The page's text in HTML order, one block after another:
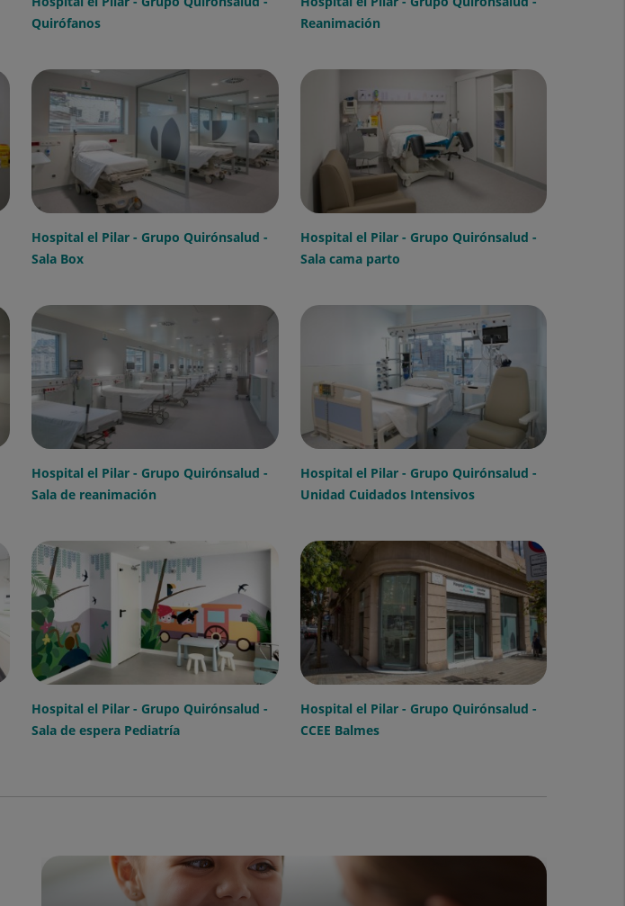
Quirófanos
Reanimación
Hospital el Pilar - Grupo Quirónsalud -
Sala Box
Hospital el Pilar - Grupo Quirónsalud -
Sala cama parto
Hospital el Pilar - Grupo Quirónsalud -
Sala de reanimación
Hospital el Pilar - Grupo Quirónsalud -
Unidad Cuidados Intensivos
Hospital el Pilar - Grupo Quirónsalud -
Sala de espera Pediatría
Hospital el Pilar - Grupo Quirónsalud -
CCEE Balmes